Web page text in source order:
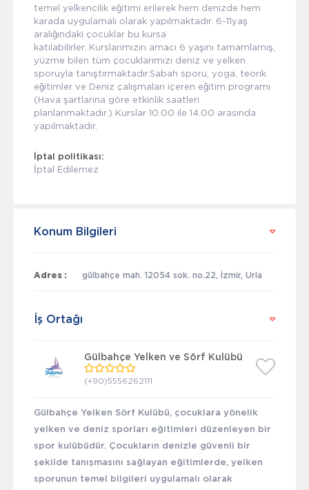
temel yelkencilik eğitimi erilerek hem denizde hem
karada uygulamalı olarak yapılmaktadır. 6-11yaş
aralığındaki çocuklar bu kursa
katılabilirler. Kurslarımızın amacı 6 yaşını tamamlamış,
yüzme bilen tüm çocuklarımızı deniz ve yelken
sporuyla tanıştırmaktadır.Sabah sporu, yoga, teorik
eğitimler ve Deniz çalışmaları içeren eğitim programı
(Hava şartlarına göre etkinlik saatleri
planlanmaktadır.) Kurslar 10.00 ile 14.00 arasında
yapılmaktadır.
İptal politikası:
İptal Edilemez
Konum Bilgileri
Adres : gülbahçe mah. 12054 sok. no.22, İzmir, Urla
İş Ortağı
Gülbahçe Yelken ve Sörf Kulübü
(+90)5556262111
Gülbahçe Yelken Sörf Kulübü, çocuklara yönelik
yelken ve deniz sporları eğitimleri düzenleyen bir
spor kulübüdür. Çocukların denizle güvenli bir
şekilde tanışmasını sağlayan eğitimlerde, yelken
sporunun temel bilgileri uygulamalı olarak